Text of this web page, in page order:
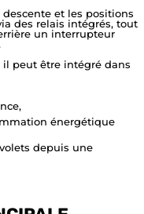
et les positions
des relais intégrés, tout
un interrupteur
il peut être intégré dans
énergétique
depuis une